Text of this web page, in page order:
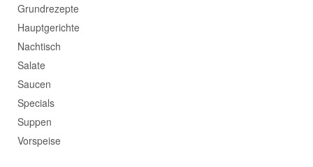
Grundrezepte
Hauptgerichte
Nachtisch
Salate
Saucen
Specials
Suppen
Vorspeise